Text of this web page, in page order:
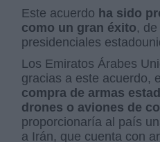
Este acuerdo ha sido
como un gran éxito,
presidenciales
Los Emiratos Árabes
gracias a este acuerdo,
compra de armas
drones o aviones de
proporcionaría al país
a Irán, que cuenta con